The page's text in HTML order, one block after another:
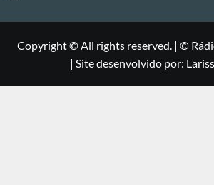
Copyright © All rights reserved. | ©
| Site desenvolvido por: